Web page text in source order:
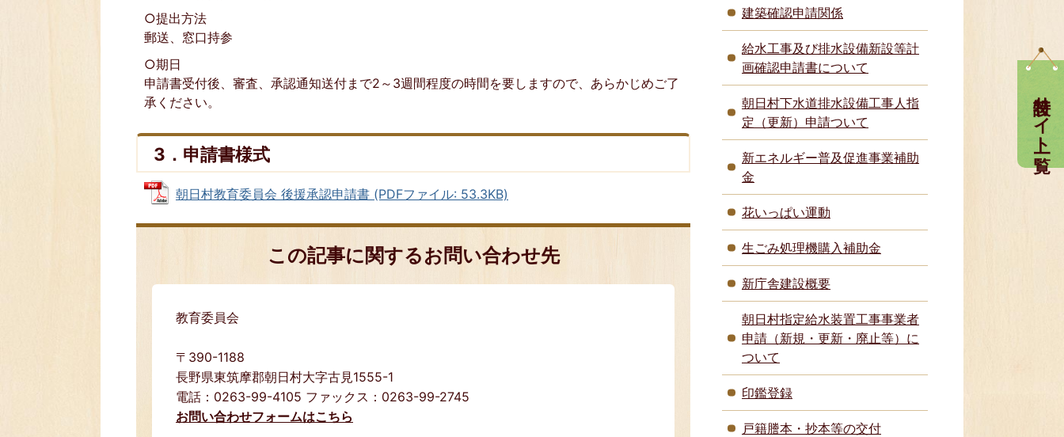
特設サイト一覧
○提出方法
郵送、窓口持参
○期日
申請書受付後、審査、承認通知送付まで2～3週間程度の時間を要しますので、あらかじめご了
承ください。
3．申請書様式
朝日村教育委員会 後援承認申請書 (PDFファイル: 53.3KB)
この記事に関するお問い合わせ先
教育委員会
〒390-1188
長野県東筑摩郡朝日村大字古見1555-1
電話：0263-99-4105 ファックス：0263-99-2745
お問い合わせフォームはこちら
建築確認申請関係
給水工事及び排水設備新設等計
画確認申請書について
朝日村下水道排水設備工事人指
定（更新）申請ついて
新エネルギー普及促進事業補助
金
花いっぱい運動
生ごみ処理機購入補助金
新庁舎建設概要
朝日村指定給水装置工事事業者
申請（新規・更新・廃止等）に
ついて
印鑑登録
戸籍謄本・抄本等の交付